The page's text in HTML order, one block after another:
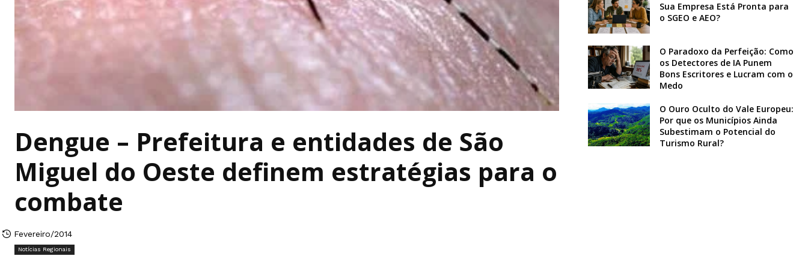
Dengue – Prefeitura e entidades de São
Miguel do Oeste definem estratégias para o
combate
Fevereiro/2014
Notícias Regionais
Sua Empresa Está Pronta para
o SGEO e AEO?
O Paradoxo da Perfeição: Como
os Detectores de IA Punem
Bons Escritores e Lucram com o
Medo
O Ouro Oculto do Vale Europeu:
Por que os Municípios Ainda
Subestimam o Potencial do
Turismo Rural?